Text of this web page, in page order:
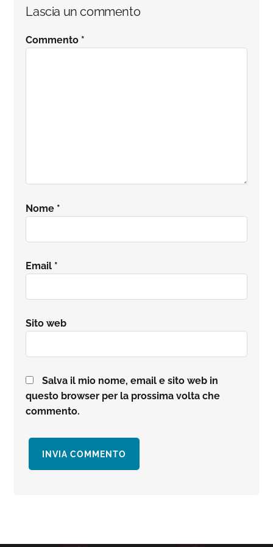
del
Lascia un commento
Commento *
Nome *
Email *
Sito web
Salva il mio nome, email e sito web in
questo browser per la prossima volta che
commento.